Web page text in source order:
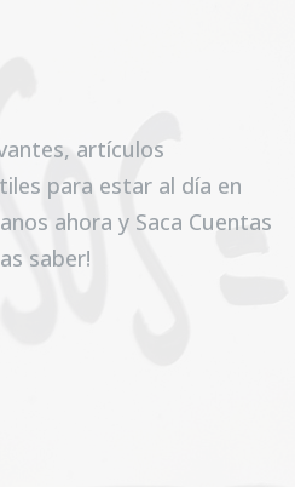
artículos
para estar al día en
ahora y Saca Cuentas
saber!